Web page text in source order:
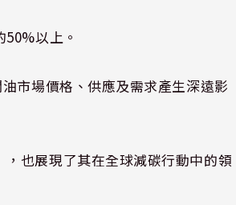
以上。
市場價格、供應及需求產生深遠影
也展現了其在全球減碳行動中的領